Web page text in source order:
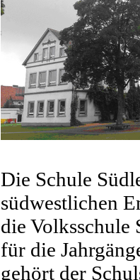
Die Schule
südwestlichen
die Volksschule
für die
gehört der